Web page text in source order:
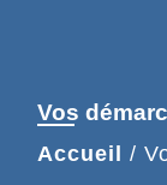
Vos
Accueil /